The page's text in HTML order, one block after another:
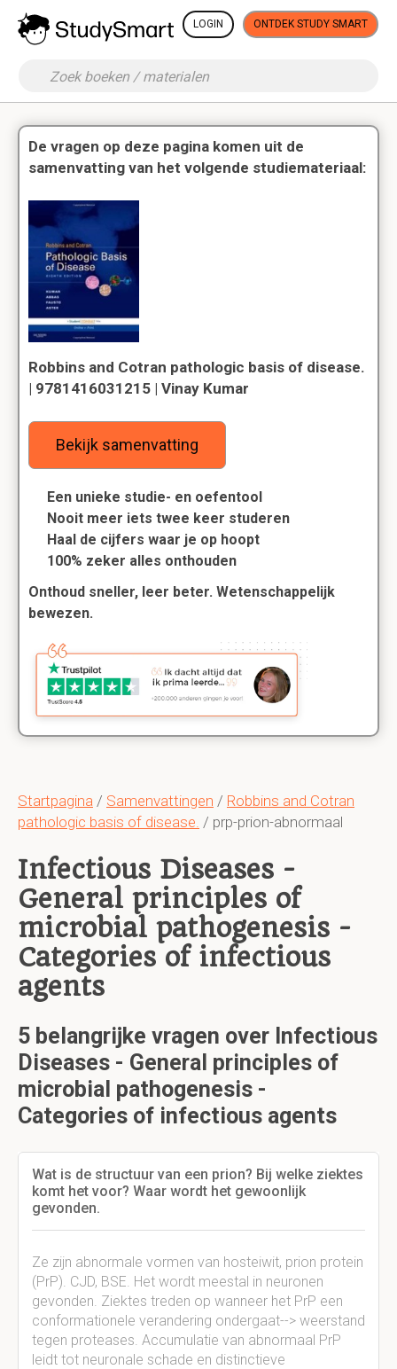
LOGIN ONTDEK STUDY SMART
Startpagina / Samenvattingen / Robbins and Cotran
pathologic basis of disease. / prp-prion-abnormaal
Infectious Diseases -
General principles of
microbial pathogenesis -
Categories of infectious
agents
5 belangrijke vragen over Infectious
Diseases - General principles of
microbial pathogenesis -
Categories of infectious agents
Wat is de structuur van een prion? Bij welke ziektes
komt het voor? Waar wordt het gewoonlijk
gevonden.
Ze zijn abnormale vormen van hosteiwit, prion protein
(PrP). CJD, BSE. Het wordt meestal in neuronen
gevonden. Ziektes treden op wanneer het PrP een
conformationele verandering ondergaat--> weerstand
tegen proteases. Accumulatie van abnormaal PrP
leidt tot neuronale schade en distinctieve
De vragen op deze pagina komen uit de
samenvatting van het volgende studiemateriaal:
Robbins and Cotran pathologic basis of disease.
| 9781416031215 | Vinay Kumar
Bekijk samenvatting
Een unieke studie- en oefentool
Nooit meer iets twee keer studeren
Haal de cijfers waar je op hoopt
100% zeker alles onthouden
Onthoud sneller, leer beter. Wetenschappelijk
bewezen.